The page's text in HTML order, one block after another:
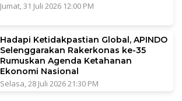
Jumat, 31 Juli 2026 12:00 PM
Hadapi Ketidakpastian Global, APINDO
Selenggarakan Rakerkonas ke-35
Rumuskan Agenda Ketahanan
Ekonomi Nasional
Selasa, 28 Juli 2026 21:30 PM